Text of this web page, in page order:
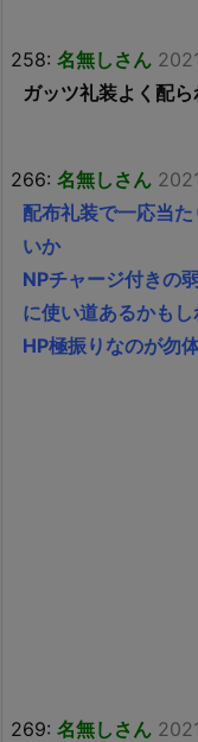
258: 名無しさん
ガッツ礼装よく配
266: 名無しさん
配布礼装で一応当
いか
NPチャージ付きの
に使い道あるかもし
HP極振りなのが勿
269: 名無しさん